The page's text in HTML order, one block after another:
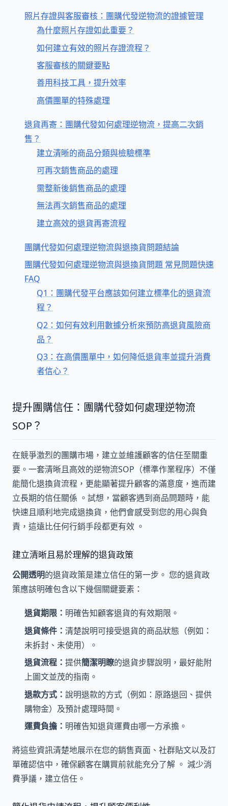
照片存證與客服審核：團購代發逆物流的證據管理
為什麼照片存證如此重要？
如何建立有效的照片存證流程？
客服審核的關鍵要點
善用科技工具，提升效率
高價團單的特殊處理
退貨再寄：團購代發如何處理逆物流，提高二次銷
售？
建立清晰的商品分類與檢驗標準
可再次銷售商品的處理
需整新後銷售商品的處理
無法再次銷售商品的處理
建立高效的退貨再寄流程
團購代發如何處理逆物流與退換貨問題結論
團購代發如何處理逆物流與退換貨問題 常見問題快速
FAQ
Q1：團購代發平台應該如何建立標準化的退貨流
程？
Q2：如何有效利用數據分析來預防高退貨風險商
品？
Q3：在高價團單中，如何降低退貨率並提升消費
者信心？
提升團購信任：團購代發如何處理逆物流
SOP？
在競爭激烈的團購市場，建立並維護顧客的信任至關重
要。一套清晰且高效的逆物流SOP（標準作業程序）不僅
能簡化退換貨流程，更能顯著提升顧客的滿意度，進而建
立長期的信任關係 。試想，當顧客遇到商品問題時，能
快速且順利地完成退換貨，他們會感受到您的用心與負
責，這遠比任何行銷手段都更有效 。
建立清晰且易於理解的退貨政策
公開透明的退貨政策是建立信任的第一步。 您的退貨政
策應該明確包含以下幾個關鍵要素：
退貨期限： 明確告知顧客退貨的有效期限。
退貨條件： 清楚說明可接受退貨的商品狀態（例如：
未拆封、未使用）。
退貨流程： 提供簡潔明瞭的退貨步驟說明，最好能附
上圖文並茂的指南。
退款方式： 說明退款的方式（例如：原路退回、提供
購物金）及預計處理時間。
運費負擔： 明確告知退貨運費由哪一方承擔。
將這些資訊清楚地展示在您的銷售頁面、社群貼文以及訂
單確認信中，確保顧客在購買前就能充分了解 。 減少消
費爭議，建立信任。